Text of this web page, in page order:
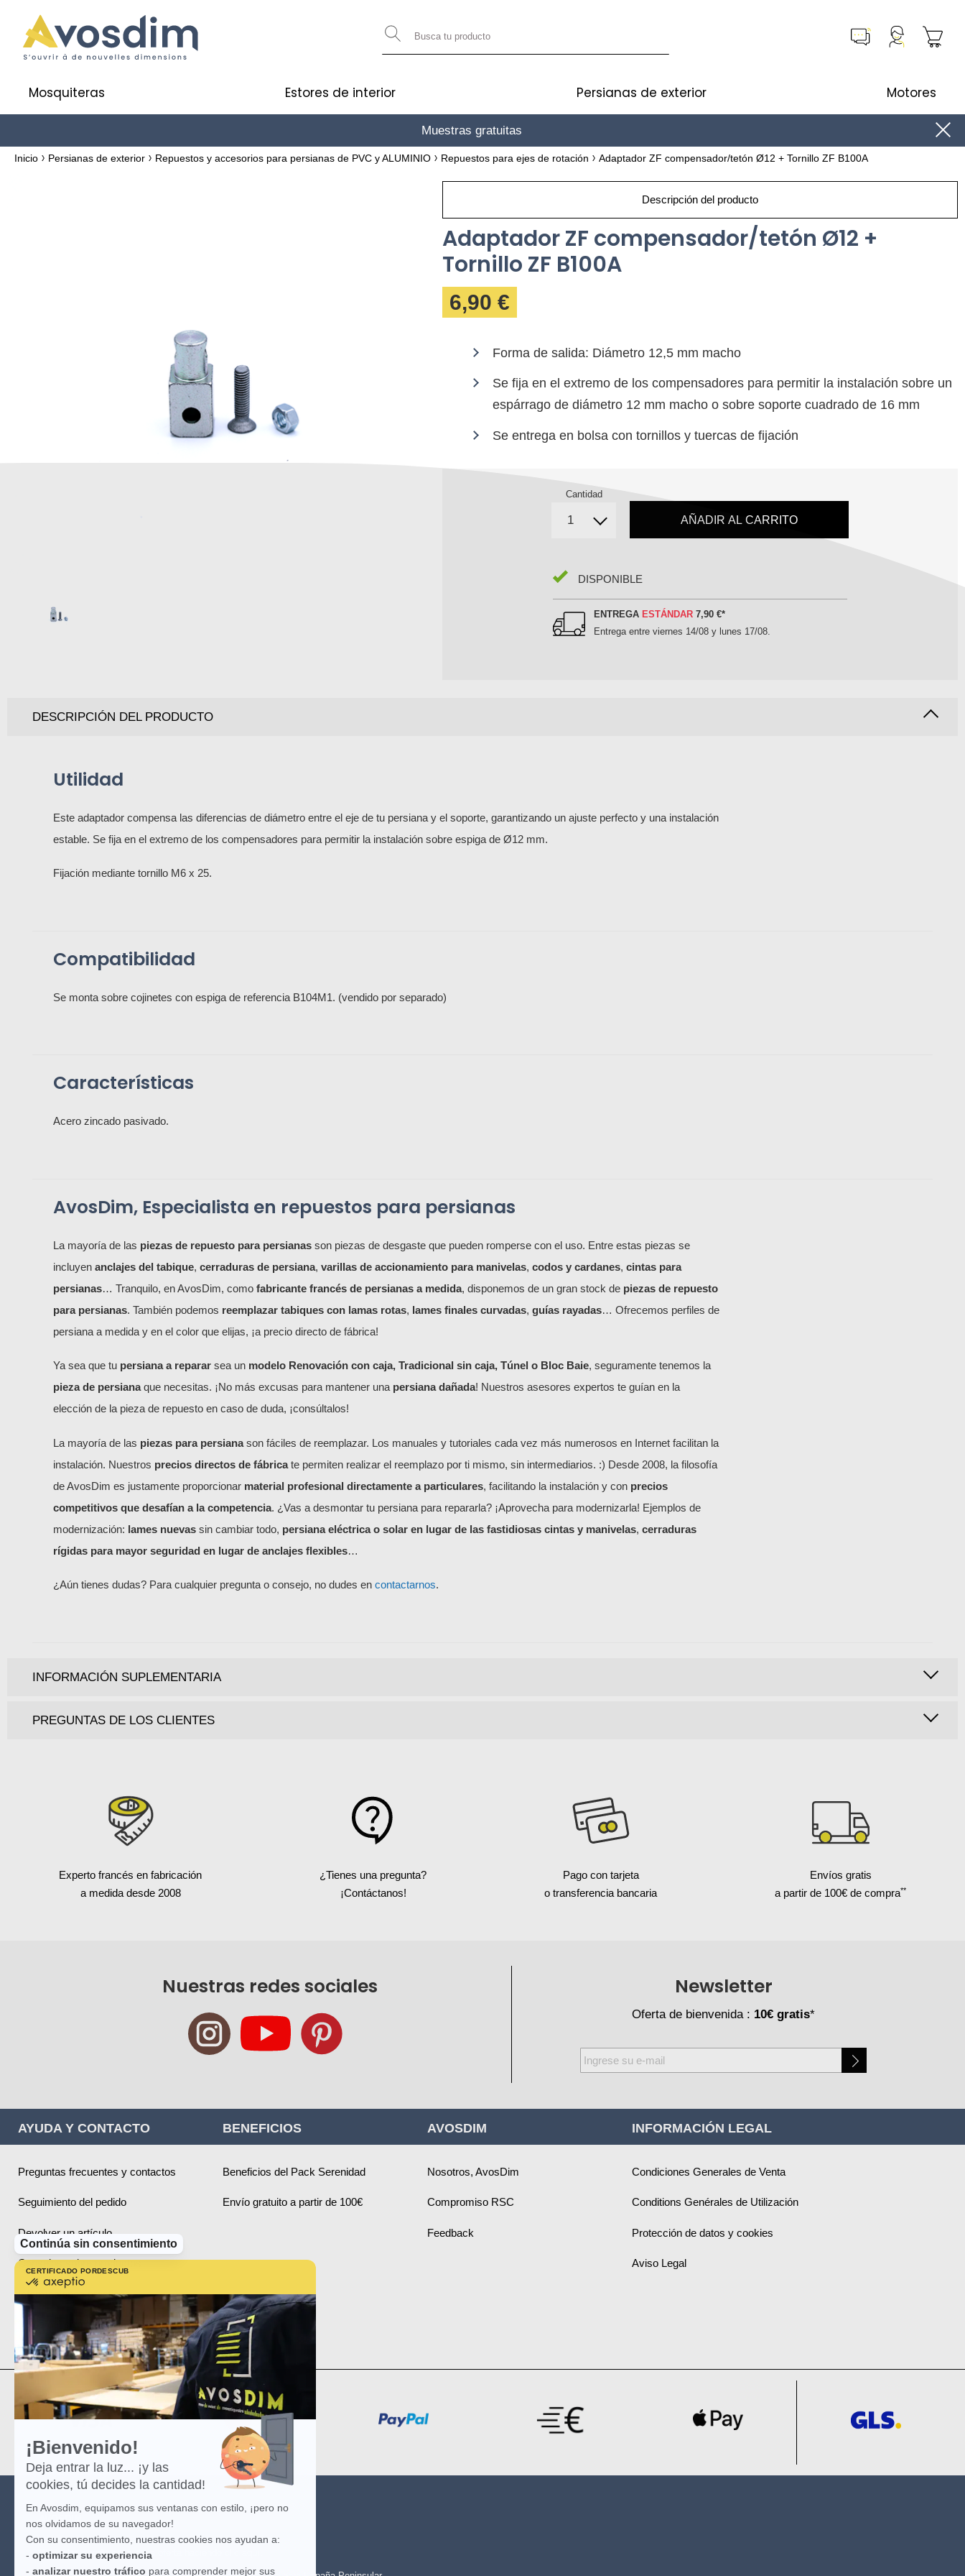
CERTIFICADO PORDESCUBRE MÁS SOBRE
Axeptio
-
Más
información
sobre
Axeptio
¡Bienvenido!
Deja entrar la luz... ¡y las
cookies, tú decides la cantidad!
En Avosdim, equipamos sus ventanas con estilo, ¡pero no
nos olvidamos de su navegador!
Con su consentimiento, nuestras cookies nos ayudan a:
- optimizar su experiencia
- analizar nuestro tráfico para comprender mejor sus
Continúa sin consentimiento
Mosquiteras Estores de interior Persianas de exterior Motores
Muestras gratuitas
Inicio Persianas de exterior Repuestos y accesorios para persianas de PVC y ALUMINIO Repuestos para ejes de rotación Adaptador ZF compensador/tetón Ø12 + Tornillo ZF B100A
Descripción del producto
Adaptador ZF compensador/tetón Ø12 +
Tornillo ZF B100A
6,90 €
Forma de salida: Diámetro 12,5 mm macho
Se fija en el extremo de los compensadores para permitir la instalación sobre un
espárrago de diámetro 12 mm macho o sobre soporte cuadrado de 16 mm
Se entrega en bolsa con tornillos y tuercas de fijación
Cantidad
AÑADIR AL CARRITO
DISPONIBLE
ENTREGA ESTÁNDAR 7,90 €*
Entrega entreviernes 14/08 y lunes 17/08
DESCRIPCIÓN DEL PRODUCTO
Utilidad
Este adaptador compensa las diferencias de diámetro entre el eje de tu persiana y el soporte, garantizando un ajuste perfecto y una instalación
estable. Se fija en el extremo de los compensadores para permitir la instalación sobre espiga de Ø12 mm.
Fijación mediante tornillo M6 x 25.
Compatibilidad
Se monta sobre cojinetes con espiga de referencia B104M1. (vendido por separado)
Características
Acero zincado pasivado.
AvosDim, Especialista en repuestos para persianas
La mayoría de las piezas de repuesto para persianas son piezas de desgaste que pueden romperse con el uso. Entre estas piezas se
incluyen anclajes del tabique, cerraduras de persiana, varillas de accionamiento para manivelas, codos y cardanes, cintas para
persianas… Tranquilo, en AvosDim, como fabricante francés de persianas a medida, disponemos de un gran stock de piezas de repuesto
para persianas. También podemos reemplazar tabiques con lamas rotas, lames finales curvadas, guías rayadas… Ofrecemos perfiles de
persiana a medida y en el color que elijas, ¡a precio directo de fábrica!
Ya sea que tu persiana a reparar sea un modelo Renovación con caja, Tradicional sin caja, Túnel o Bloc Baie, seguramente tenemos la
pieza de persianaque necesitas. ¡No más excusas para mantener una persiana dañada! Nuestros asesores expertos te guían en la
elección de la pieza de repuesto en caso de duda, ¡consúltalos!
La mayoría de las piezas para persianason fáciles de reemplazar. Los manuales y tutoriales cada vez más numerosos en Internet facilitan la
instalación. Nuestros precios directos de fábricate permiten realizar el reemplazo por ti mismo, sin intermediarios. :) Desde 2008, la filosofía
de AvosDim es justamente proporcionar material profesional directamente a particulares, facilitando la instalación y con precios
competitivos que desafían a la competencia. ¿Vas a desmontar tu persiana para repararla? ¡Aprovecha para modernizarla! Ejemplos de
modernización: lames nuevas sin cambiar todo, persiana eléctrica o solar en lugar de las fastidiosas cintas y manivelas, cerraduras
rígidas para mayor seguridad en lugar de anclajes flexibles…
¿Aún tienes dudas? Para cualquier pregunta o consejo, no dudes en contactarnos.
INFORMACIÓN SUPLEMENTARIA
PREGUNTAS DE LOS CLIENTES
Experto francés en fabricación
a medida desde 2008
¿Tienes una pregunta?
¡Contáctanos!
Pago con tarjeta
o transferencia bancaria
Envíos gratis
a partir de 100€ de compra**
Nuestras redes sociales Newsletter
Oferta de bienvenida : 10€ gratis*
Inscríbase
a
boletín
noticias:
AYUDA Y CONTACTO
Preguntas frecuentes y contactos
Seguimiento del pedido
Devolver un artículo
Consejos sobre productos
Informaciones prácticas
Mapa del sitio
BENEFICIOS
Beneficios del Pack Serenidad
Envío gratuito a partir de 100€
AVOSDIM
Nosotros, AvosDim
Compromiso RSC
Feedback
INFORMACIÓN LEGAL
Condiciones Generales de Venta
Conditions Genérales de Utilización
Protección de datos y cookies
Aviso Legal
AVOSDIM
(*) Ver las condiciones de la oferta haciendo clic